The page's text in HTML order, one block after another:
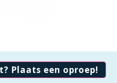
Plaats een oproep!